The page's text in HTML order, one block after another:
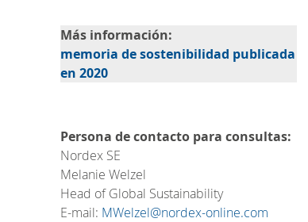
Más información:
memoria de sostenibilidad publicada
en 2020
Persona de contacto para consultas:
Nordex SE
Melanie Welzel
Head of Global Sustainability
E-mail: MWelzel@nordex-online.com